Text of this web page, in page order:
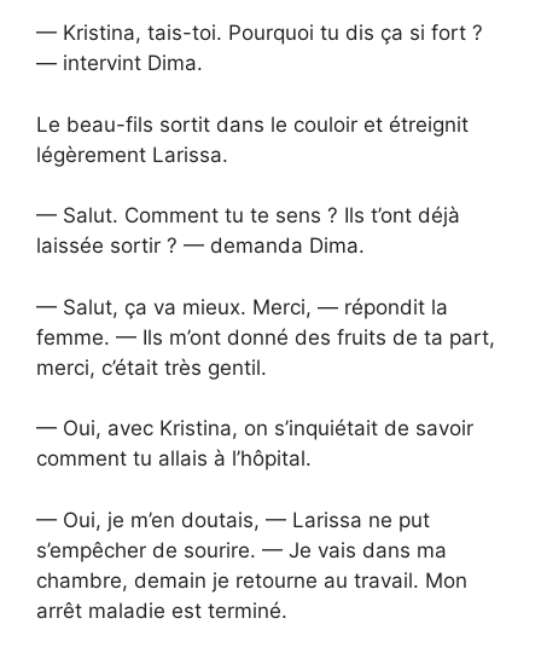
— Kristina, tais-toi. Pourquoi tu dis ça si fort ?
— intervint Dima.
Le beau-fils sortit dans le couloir et étreignit
légèrement Larissa.
— Salut. Comment tu te sens ? Ils t’ont déjà
laissée sortir ? — demanda Dima.
— Salut, ça va mieux. Merci, — répondit la
femme. — Ils m’ont donné des fruits de ta part,
merci, c’était très gentil.
— Oui, avec Kristina, on s’inquiétait de savoir
comment tu allais à l’hôpital.
— Oui, je m’en doutais, — Larissa ne put
s’empêcher de sourire. — Je vais dans ma
chambre, demain je retourne au travail. Mon
arrêt maladie est terminé.